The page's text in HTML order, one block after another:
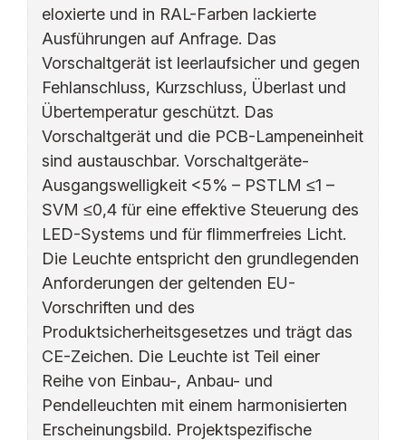
eloxierte und in RAL-Farben lackierte
Ausführungen auf Anfrage. Das
Vorschaltgerät ist leerlaufsicher und gegen
Fehlanschluss, Kurzschluss, Überlast und
Übertemperatur geschützt. Das
Vorschaltgerät und die PCB-Lampeneinheit
sind austauschbar. Vorschaltgeräte-
Ausgangswelligkeit <5% – PSTLM ≤1 –
SVM ≤0,4 für eine effektive Steuerung des
LED-Systems und für flimmerfreies Licht.
Die Leuchte entspricht den grundlegenden
Anforderungen der geltenden EU-
Vorschriften und des
Produktsicherheitsgesetzes und trägt das
CE-Zeichen. Die Leuchte ist Teil einer
Reihe von Einbau-, Anbau- und
Pendelleuchten mit einem harmonisierten
Erscheinungsbild. Projektspezifische